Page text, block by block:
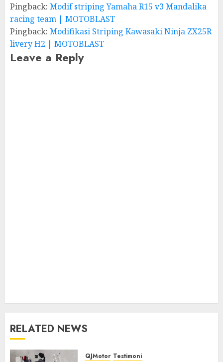
Pingback: Modif striping Yamaha R15 v3 Mandalika
racing team | MOTOBLAST
Pingback: Modifikasi Striping Kawasaki Ninja ZX25R
livery H2 | MOTOBLAST
Leave a Reply
RELATED NEWS
QJMotor Testimoni